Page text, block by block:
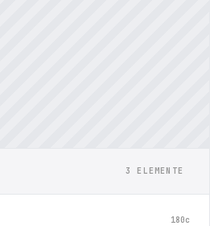
3 ELEMENTE
180c